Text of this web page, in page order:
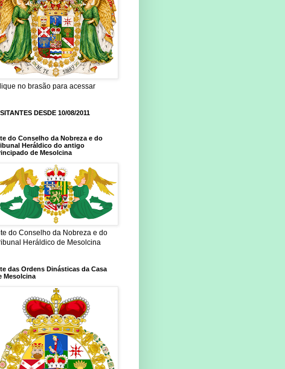
no brasão para acessar
DESDE 10/08/2011
do Conselho da Nobreza e do
Heráldico do antigo
de Mesolcina
do Conselho da Nobreza e do
Heráldico de Mesolcina
das Ordens Dinásticas da Casa
Mesolcina